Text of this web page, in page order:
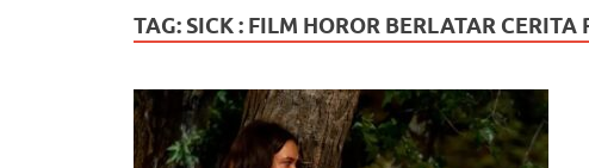
TAG: SICK : FILM HOROR BERLATAR